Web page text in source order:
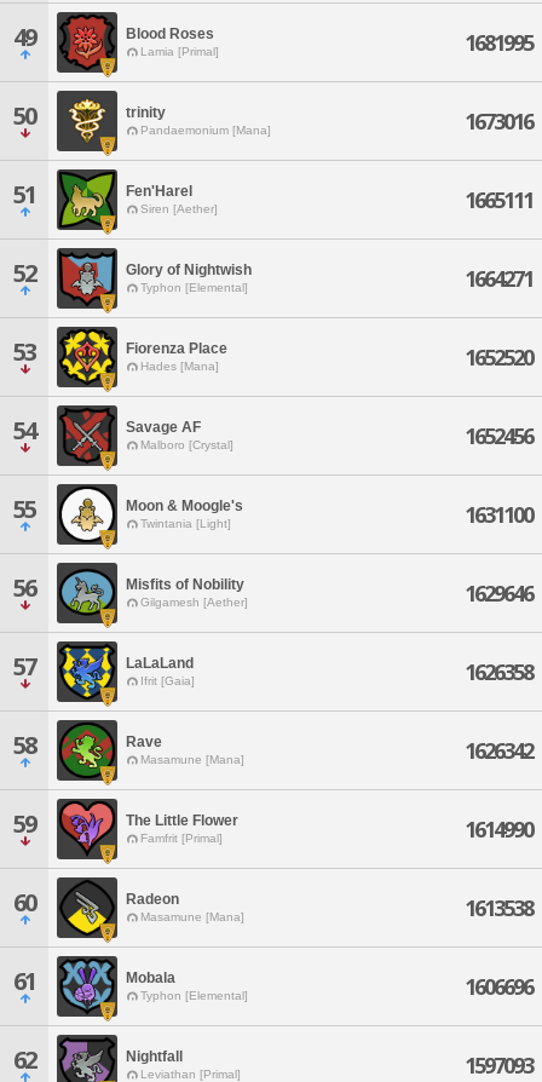
49 Blood Roses
Lamia [Primal] 1681995
50 trinity
Pandaemonium [Mana] 1673016
51 Fen'Harel
Siren [Aether] 1665111
52 Glory of Nightwish
Typhon [Elemental] 1664271
53 Fiorenza Place
Hades [Mana] 1652520
54 Savage AF
Malboro [Crystal] 1652456
55 Moon & Moogle's
Twintania [Light] 1631100
56 Misfits of Nobility
Gilgamesh [Aether] 1629646
57 LaLaLand
Ifrit [Gaia] 1626358
58 Rave
Masamune [Mana] 1626342
59 The Little Flower
Famfrit [Primal] 1614990
60 Radeon
Masamune [Mana] 1613538
61 Mobala
Typhon [Elemental] 1606696
62 Nightfall
Leviathan [Primal] 1597093